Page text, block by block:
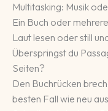
Multitasking: Musik
Ein Buch oder
Laut lesen oder still
Überspringst du
Seiten?
Den Buchrücken
besten Fall wie neu